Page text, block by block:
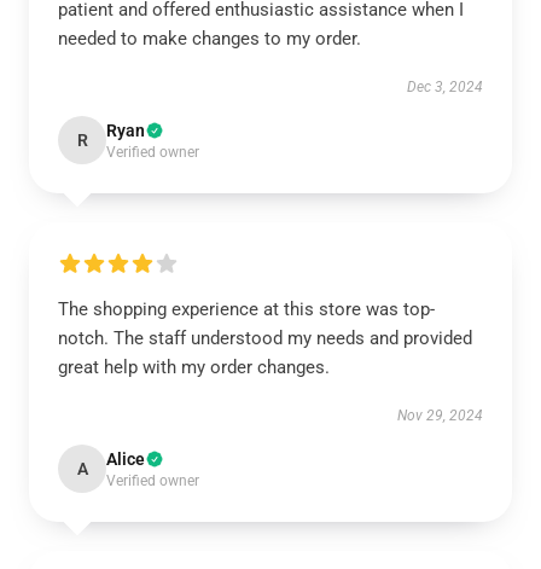
patient and offered enthusiastic assistance when I
needed to make changes to my order.
Dec 3, 2024
R Ryan
Verified owner
The shopping experience at this store was top-
notch. The staff understood my needs and provided
great help with my order changes.
Nov 29, 2024
A Alice
Verified owner